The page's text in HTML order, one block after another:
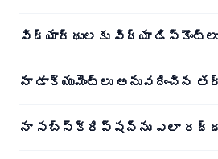
విద్యార్థులకు విద్యా
నా డాక్యుమెంట్లు అనువదించిన
నా సబ్‌స్క్రిప్షన్‌ను ఎలా